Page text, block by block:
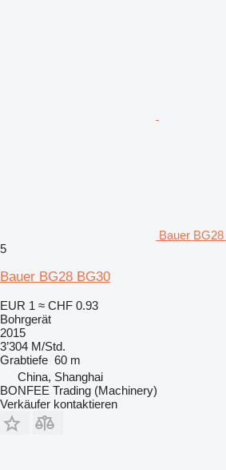
Bauer
5
Bauer BG28 BG30
EUR 1 ≈ CHF 0.93
Bohrgerät
2015
3’304 M/Std.
Grabtiefe 60 m
China, Shanghai
BONFEE Trading (Machinery)
Verkäufer kontaktieren